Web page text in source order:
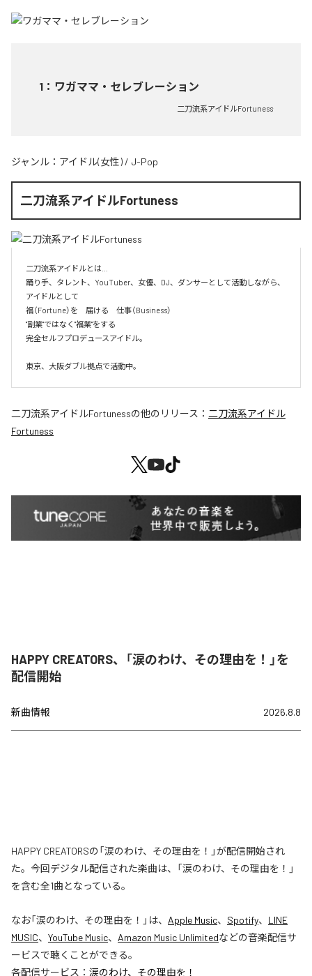
1 ： ワガママ・セレブレーション
二刀流系アイドルFortuness
ジャンル： アイドル(女性) / J-Pop
二刀流系アイドルFortuness
二刀流系アイドルとは…
踊り手、タレント、YouTuber、女優、DJ、ダンサーとして活動しながら、
アイドルとして
福（Fortune）を　届ける　仕事（Business）
"副業"ではなく"福業"をする
完全セルフプロデュースアイドル。
東京、大阪ダブル拠点で活動中。
二刀流系アイドルFortunessの他のリリース： 二刀流系アイドル
Fortuness
HAPPY CREATORS、「涙のわけ、その理由を！」を
配信開始
新曲情報 2026.8.8
HAPPY CREATORSの「涙のわけ、その理由を！」が配信開始され
た。今回デジタル配信された楽曲は、「涙のわけ、その理由を！」
を含む全1曲となっている。
なお「涙のわけ、その理由を！ 」は、 Apple Music、 Spotify、 LINE
MUSIC、 YouTube Music、 Amazon Music Unlimitedなどの音楽配信サ
ービスで聴くことができる。
各配信サービス： 涙のわけ、その理由を！